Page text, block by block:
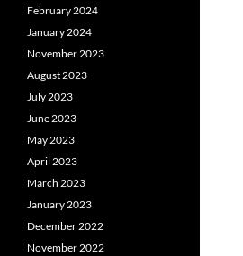
February 2024
January 2024
November 2023
August 2023
July 2023
June 2023
May 2023
April 2023
March 2023
January 2023
December 2022
November 2022